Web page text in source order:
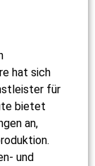
hat sich
für
bietet
an,
und